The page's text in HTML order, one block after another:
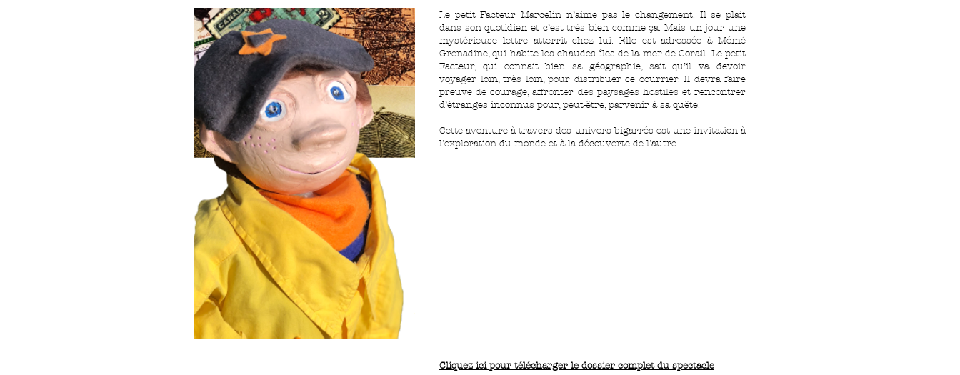
Le petit Facteur Marcelin n’aime pas le changement. Il se plait
dans son quotidien et c’est très bien comme ça. Mais un jour une
mystérieuse lettre atterrit chez lui. Elle est adressée à Mémé
Grenadine, qui habite les chaudes îles de la mer de Corail. Le petit
Facteur, qui connait bien sa géographie, sait qu’il va devoir
voyager loin, très loin, pour distribuer ce courrier. Il devra faire
preuve de courage, affronter des paysages hostiles et rencontrer
d’étranges inconnus pour, peut-être, parvenir à sa quête.
Cette aventure à travers des univers bigarrés est une invitation à
l'exploration du monde et à la découverte de l'autre.
Cliquez ici pour télécharger le dossier complet du spectacle